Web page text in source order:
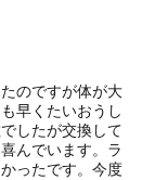
のですが体が大
早くたいおうし
したが交換して
んでいます。ラ
ったです。今度